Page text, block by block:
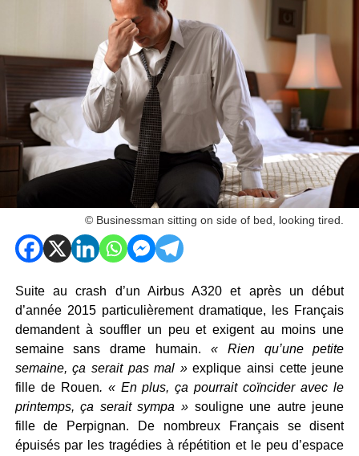
© Businessman sitting on side of bed, looking tired.
Suite au crash d’un Airbus A320 et après un début
d’année 2015 particulièrement dramatique, les Français
demandent à souffler un peu et exigent au moins une
semaine sans drame humain. « Rien qu’une petite
semaine, ça serait pas mal »explique ainsi cette jeune
fille de Rouen. « En plus, ça pourrait coïncider avec le
printemps, ça serait sympa »souligne une autre jeune
fille de Perpignan. De nombreux Français se disent
épuisés par les tragédies à répétition et le peu d’espace